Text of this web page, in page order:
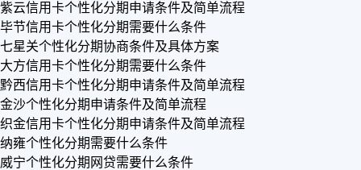
紫云信用卡个性化分期申请条件及简单流程
毕节信用卡个性化分期需要什么条件
七星关个性化分期协商条件及具体方案
大方信用卡个性化分期需要什么条件
黔西信用卡个性化分期申请条件及简单流程
金沙个性化分期申请条件及简单流程
织金信用卡个性化分期申请条件及简单流程
纳雍个性化分期需要什么条件
威宁个性化分期网贷需要什么条件